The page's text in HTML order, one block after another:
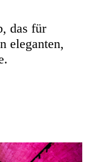
das für
eleganten,